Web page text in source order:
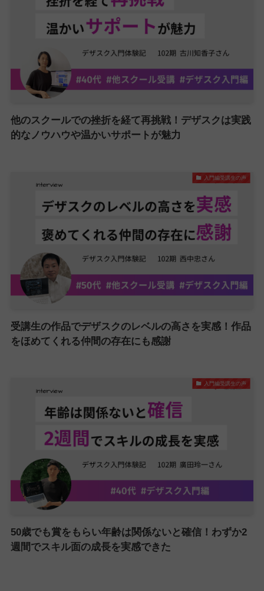
他のスクールでの挫折を経て再挑戦！デザスクは実践
的なノウハウや温かいサポートが魅力
入門編受講生の声
受講生の作品でデザスクのレベルの高さを実感！作品
をほめてくれる仲間の存在にも感謝
入門編受講生の声
50歳でも賞をもらい年齢は関係ないと確信！わずか2
週間でスキル面の成長を実感できた